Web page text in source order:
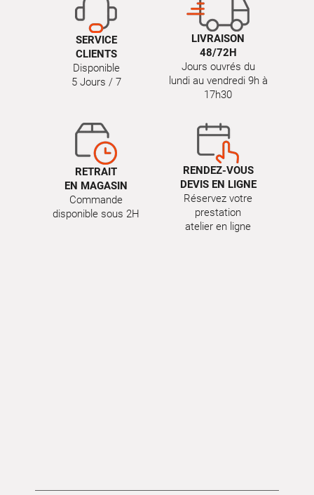
SERVICE
CLIENTS
Disponible
5 Jours / 7
LIVRAISON
48/72H
Jours ouvrés du
lundi au vendredi 9h à
17h30
RETRAIT
EN MAGASIN
Commande
disponible sous 2H
RENDEZ-VOUS
DEVIS EN LIGNE
Réservez votre
prestation
atelier en ligne